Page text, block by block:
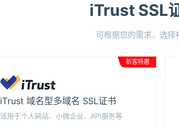
iTrust SSL
可根据您的需求，选择
新客特惠
iTrust 域名型多域名 SSL证书
适用于个人网站、小微企业、API服务等